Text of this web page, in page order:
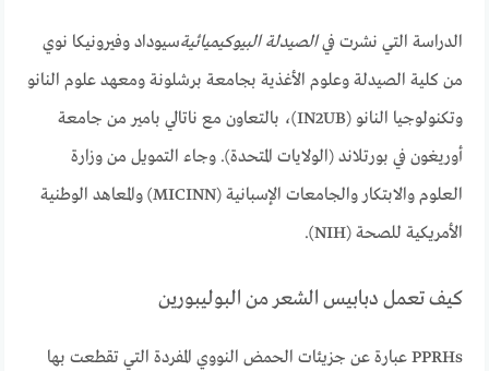
الدراسة التي نشرت فيالصيدلة البيوكيميائيةسيوداد وفيرونيكا نوي
من كلية الصيدلة وعلوم الأغذية بجامعة برشلونة ومعهد علوم النانو
وتكنولوجيا النانو (IN2UB)، بالتعاون مع ناتالي بامير من جامعة
أوريغون في بورتلاند (الولايات المتحدة). وجاء التمويل من وزارة
العلوم والابتكار والجامعات الإسبانية (MICINN) والمعاهد الوطنية
الأمريكية للصحة (NIH).
كيف تعمل دبابيس الشعر من البوليبورين
PPRHs عبارة عن جزيئات الحمض النووي المفردة التي تقطعت بها